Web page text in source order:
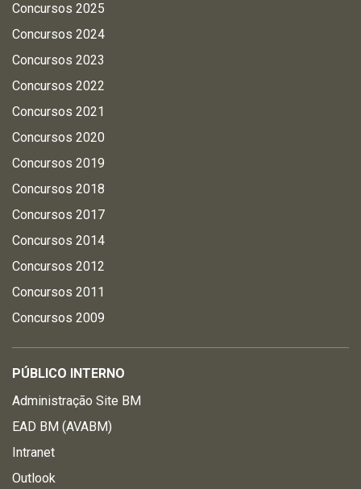
Concursos 2025
Concursos 2024
Concursos 2023
Concursos 2022
Concursos 2021
Concursos 2020
Concursos 2019
Concursos 2018
Concursos 2017
Concursos 2014
Concursos 2012
Concursos 2011
Concursos 2009
PÚBLICO INTERNO
Administração Site BM
EAD BM (AVABM)
Intranet
Outlook